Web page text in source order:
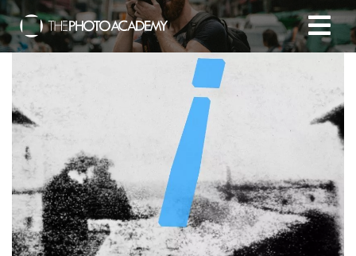
Accueil
Photographes
Offrir une Carte Cadeau
Panier